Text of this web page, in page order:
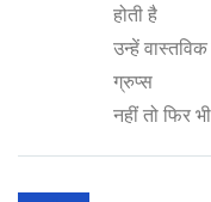
होती है
उन्हें
ग्रुप्स
नहीं तो फिर